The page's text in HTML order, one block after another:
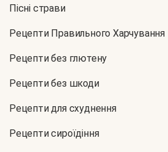
Пісні страви
Рецепти Правильного Харчування
Рецепти без глютену
Рецепти без шкоди
Рецепти для схуднення
Рецепти сироїдіння